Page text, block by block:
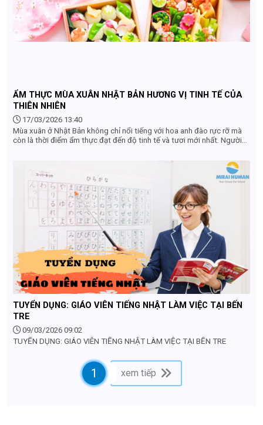
ẨM THỰC MÙA XUÂN NHẬT BẢN HƯƠNG VỊ TINH TẾ CỦA
THIÊN NHIÊN
17/03/2026 13:40
Mùa xuân ở Nhật Bản không chỉ nổi tiếng với hoa anh đào rực rỡ mà
còn là thời điểm ẩm thực đạt đến độ tinh tế và tươi mới nhất. Người
nguyên liệu vào đúng thời điểm ngon nhất trong năm. Vì vậy, ẩm thực
mùa xuân mang đến trải nghiệm nhẹ nhàng, thanh khiết nhưng đầy
chiều sâu.
TUYỂN DỤNG: GIÁO VIÊN TIẾNG NHẬT LÀM VIỆC TẠI BẾN
TRE
09/03/2026 09:02
TUYỂN DỤNG: GIÁO VIÊN TIẾNG NHẬT LÀM VIỆC TẠI BẾN TRE
1 xem tiếp